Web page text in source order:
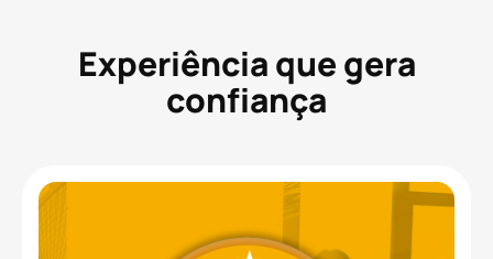
Experiência que gera
confiança